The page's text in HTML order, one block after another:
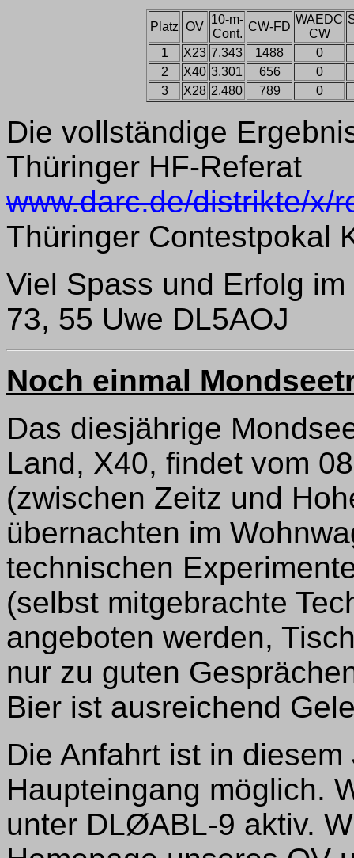
Platz OV
10-m-
Cont.
CW-FD
WAEDC
CW
1 X23 7.343 1488
0
2
X40 3.301 656
0
3
X28 2.480 789 0
Die vollständige
Thüringer HF-Referat
www.darc.de/distrikte/x/
Thüringer Contestpokal
Viel Spass und Erfolg
73, 55 Uwe DL5AOJ
Noch einmal
Das diesjährige
Land, X40, findet vom
(zwischen Zeitz und
übernachten im
technischen
(selbst mitgebrachte
angeboten werden,
nur zu guten
Bier ist ausreichend
Die Anfahrt ist in
Haupteingang möglich.
unter DLØABL-9 aktiv.